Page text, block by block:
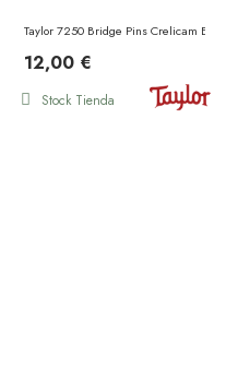
Taylor 7250 Bridge Pins Crelicam Ebony
12,00 €
Stock Tienda